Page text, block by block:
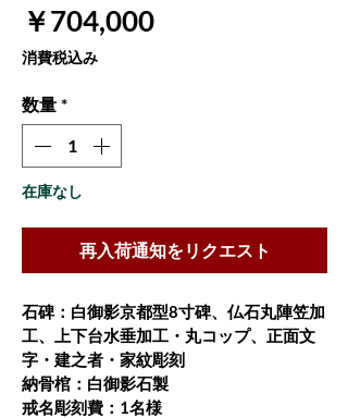
￥704,000価
消費税込み
数量 *
在庫なし
再入荷通知をリクエスト
石碑：白御影京都型8寸碑、仏石丸陣笠加
工、上下台水垂加工・丸コップ、正面文
字・建之者・家紋彫刻
納骨棺：白御影石製
戒名彫刻費：1名様